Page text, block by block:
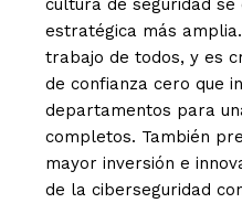
cultura de seguridad
estratégica más
trabajo de todos, y es
de confianza cero que
departamentos para
completos. También
mayor inversión e
de la ciberseguridad